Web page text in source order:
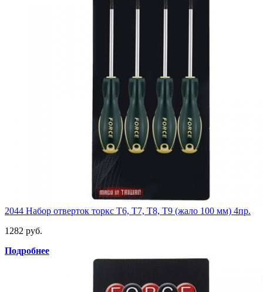
2044 Набор отверток торкс Т6, Т7, Т8, Т9 (жало 100 мм) 4пр.
1282 руб.
Подробнее